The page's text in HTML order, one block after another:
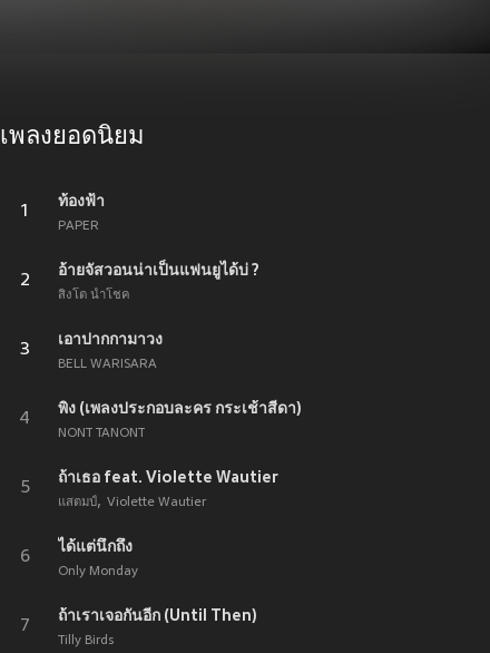
เพลงยอดนิยม
1
ท้องฟ้า
PAPER
2
อ้ายจัสวอนน่าเป็นแฟนยูได้บ่ ?
สิงโต นำโชค
3
เอาปากกามาวง
BELL WARISARA
4
พิง (เพลงประกอบละคร กระเช้าสีดา)
NONT TANONT
5
ถ้าเธอ feat. Violette Wautier
แสตมป์ Violette Wautier
6
ได้แต่นึกถึง
Only Monday
7
ถ้าเราเจอกันอีก (Until Then)
Tilly Birds